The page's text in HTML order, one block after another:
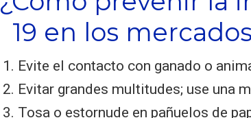
19 en los
Evite el contacto con ganado o
Evitar grandes multitudes; use una
Tosa o estornude en pañuelos de